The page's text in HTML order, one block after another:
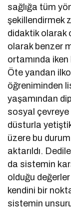
sağlığa tüm
şekillendirmek
didaktik olarak
olarak benzer
ortamında
Öte yandan
öğreniminden
yaşamından
sosyal çevreye
düsturla
üzere bu
aktarıldı.
da sistemin
olduğu
kendini bir
sistemin